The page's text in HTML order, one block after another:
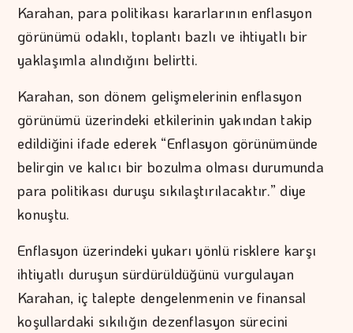
Karahan, para politikası kararlarının enflasyon
görünümü odaklı, toplantı bazlı ve ihtiyatlı bir
yaklaşımla alındığını belirtti.
Karahan, son dönem gelişmelerinin enflasyon
görünümü üzerindeki etkilerinin yakından takip
edildiğini ifade ederek “Enflasyon görünümünde
belirgin ve kalıcı bir bozulma olması durumunda
para politikası duruşu sıkılaştırılacaktır.” diye
konuştu.
Enflasyon üzerindeki yukarı yönlü risklere karşı
ihtiyatlı duruşun sürdürüldüğünü vurgulayan
Karahan, iç talepte dengelenmenin ve finansal
koşullardaki sıkılığın dezenflasyon sürecini